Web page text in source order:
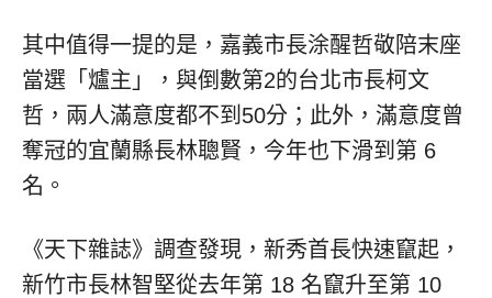
其中值得一提的是，嘉義市長涂醒哲敬陪末座
當選「爐主」，與倒數第2的台北市長柯文
哲，兩人滿意度都不到50分；此外，滿意度曾
奪冠的宜蘭縣長林聰賢，今年也下滑到第 6
名。
《天下雜誌》調查發現，新秀首長快速竄起，
新竹市長林智堅從去年第 18 名竄升至第 10